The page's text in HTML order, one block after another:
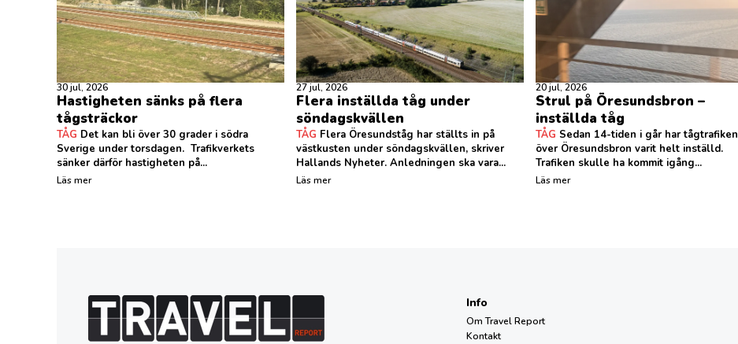
30 jul, 2026
Hastigheten sänks på flera
tågsträckor
TÅG Det kan bli över 30 grader i södra
Sverige under torsdagen. Trafikverkets
sänker därför hastigheten på...
Läs mer
27 jul, 2026
Flera inställda tåg under
söndagskvällen
TÅG Flera Öresundståg har ställts in på
västkusten under söndagskvällen, skriver
Hallands Nyheter. Anledningen ska vara...
Läs mer
20 jul, 2026
Strul på Öresundsbron –
inställda tåg
TÅG Sedan 14-tiden i går har tågtrafiken
över Öresundsbron varit helt inställd.
Trafiken skulle ha kommit igång...
Läs mer
Info
Om Travel Report
Kontakt